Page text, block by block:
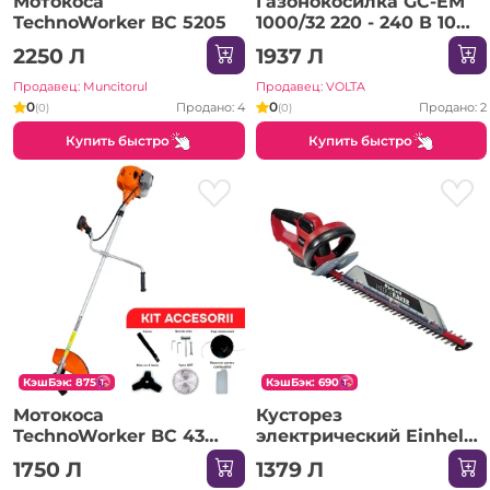
TechnoWorker BC 5205
2250 Л
Продавец: Muncitorul
0(0) Продано: 4
Купить быстро
1000/32 220 - 240 В 1000
1937 Л
Продавец: VOLTA
0(0) Продано: 2
Купить быстро
КэшБэк: 875
Мотокоса
TechnoWorker BC 43
PRO
1750 Л
КэшБэк: 690
Кусторез
электрический Einhell
GC-EH 6055/1 220 - 240
В 600 Вт 550 мм
1379 Л